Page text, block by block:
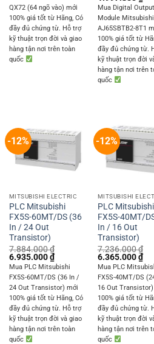
was:
4.876.200 ₫.
is:
4.289.250 ₫.
QX72 (64 ngõ vào) mới
100% giá tốt từ Hãng, Có
đầy đủ chứng từ. Hỗ trợ
kỹ thuật trọn đời và giao
hàng tận nơi trên toàn
quốc
price
was:
2.271.240 ₫.
is:
Mua Digital Output
Module Mitsubishi
AJ65SBTB2-8T1
100% giá tốt từ
đầy đủ chứng từ.
kỹ thuật trọn đời
hàng tận nơi trên
quốc
-12%
MITSUBISHI ELECTRIC
PLC Mitsubishi
FX5S-60MT/DS (36
In / 24 Out
Transistor)
7.884.000₫
Original
price
was:
7.884.000 ₫.
6.935.000₫Current
price
is:
6.935.000 ₫.
Mua PLC Mitsubishi
FX5S-60MT/DS (36 In /
24 Out Transistor) mới
100% giá tốt từ Hãng, Có
đầy đủ chứng từ. Hỗ trợ
kỹ thuật trọn đời và giao
hàng tận nơi trên toàn
quốc
-12%
MITSUBISHI
PLC Mitsubishi
FX5S-40MT/
In / 16 Out
Transistor)
7.236.000₫
Original
price
was:
7.236.000 ₫.
6.365.000₫
is:
Mua PLC
FX5S-40MT/DS
16 Out
100% giá tốt từ
đầy đủ chứng từ.
kỹ thuật trọn đời
hàng tận nơi trên
quốc